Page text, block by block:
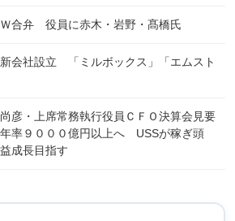
Ｗ合弁 役員に赤木・岩野・髙橋氏
会社設立 「ミルボックス」「エムスト
彦・上席常務執行役員ＣＦＯ決算会見要
率９０００億円以上へ USSが稼ぎ頭
成長目指す